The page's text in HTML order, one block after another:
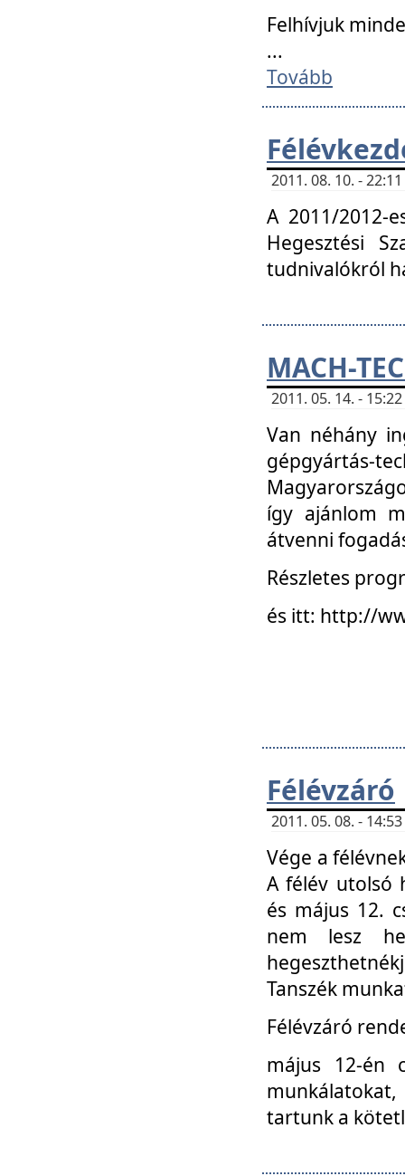
Felhívjuk
...
Tovább
2011. 08. 10. -
A 2011/2012-
Hegesztési
tudnivalókról
MACH-
2011. 05. 14. -
Van néhány
gépgyártás-
így ajánlom
átvenni
Részletes
és itt: http://
Félévzáró
2011. 05. 08. -
Vége a
A félév utolsó
és május 12.
nem lesz
Tanszék
Félévzáró
május 12-én
tartunk a